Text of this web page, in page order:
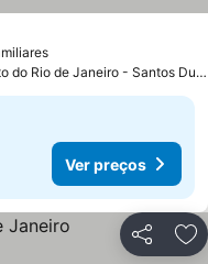
a 1.8 km de Aeroporto do Rio de Janeiro - Santos Dumont
Ver preços
Partilhar